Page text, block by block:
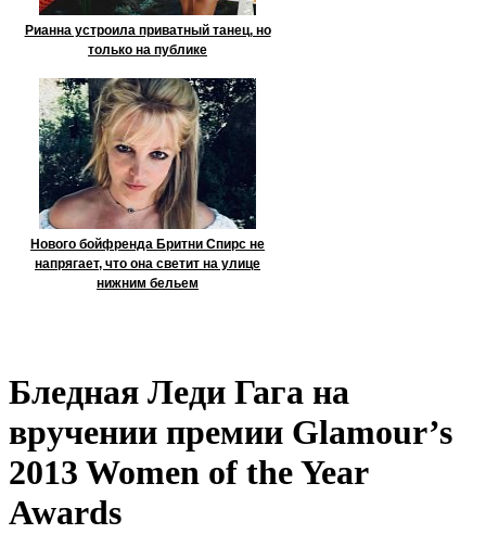
Рианна устроила приватный танец, но
только на публике
Нового бойфренда Бритни Спирс не
напрягает, что она светит на улице
нижним бельем
Бледная Леди Гага на
вручении премии Glamour’s
2013 Women of the Year
Awards